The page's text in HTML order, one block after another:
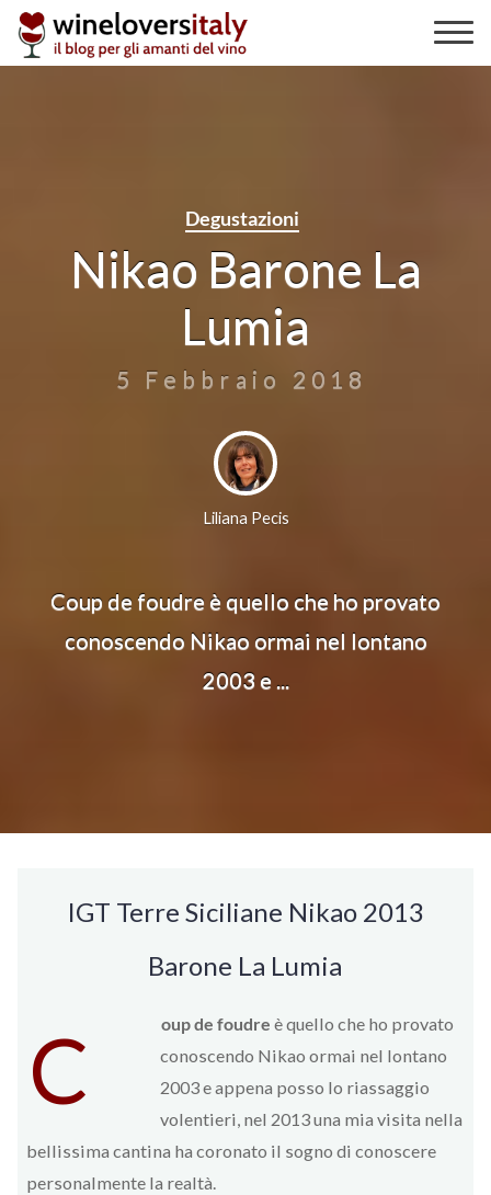
Skip
Degustazioni
Nikao Barone La
Lumia
5 Febbraio 2018
Liliana Pecis
Coup de foudre è quello che ho provato
conoscendo Nikao ormai nel lontano
2003 e ...
IGT Terre Siciliane Nikao 2013
Barone La Lumia
C oup de foudre è quello che ho provato
conoscendo Nikao ormai nel lontano
2003 e appena posso lo riassaggio
volentieri, nel 2013 una mia visita nella
bellissima cantina ha coronato il sogno di conoscere
personalmente la realtà.